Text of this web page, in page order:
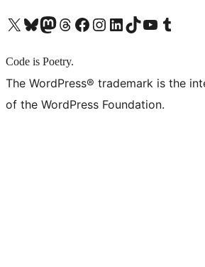
X (旧 Twitter) アカウントへBluesky アカウントへMastodon アカウントへThreads アカウントへ Facebook ページへInstagram アカウントへ LinkedIn アカウントへTikTok アカウントへYouTube チャンネルへ Tumblr アカウントへ
Code is Poetry.
The WordPress® trademark is the
of the WordPress Foundation.